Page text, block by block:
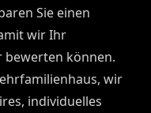
Sie einen
wir Ihr
bewerten können.
wir
individuelles